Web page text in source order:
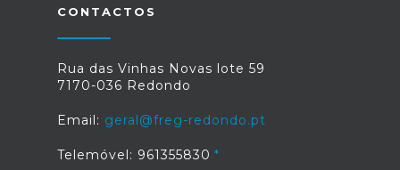
CONTACTOS
Rua das Vinhas Novas lote 59
7170-036 Redondo
Email: geral@freg-redondo.pt
Telemóvel: 961355830